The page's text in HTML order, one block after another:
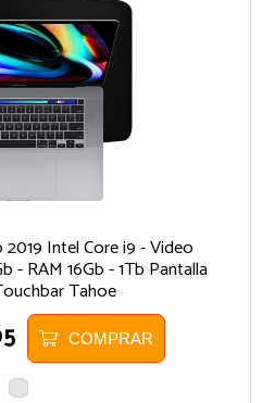
Intel Core i9 - Video
- RAM 16Gb - 1Tb Pantalla
Tahoe
COMPRAR